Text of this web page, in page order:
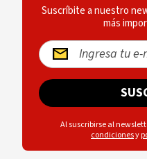
Suscríbite a nuestro
más
Al suscribirse al
condicionesy